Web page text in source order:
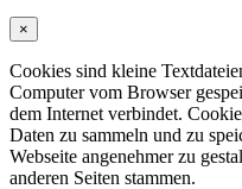
×
Cookies sind kleine
Computer vom Browser
dem Internet verbindet.
Daten zu sammeln und zu
Webseite angenehmer zu
anderen Seiten stammen.